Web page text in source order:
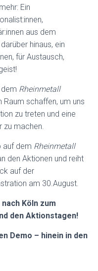
Ein
aus dem
hinaus, ein
für Austausch,
Rheinmetall
schaffen, um uns
zu treten und eine
zu machen.
auf dem Rheinmetall
den Aktionen und reiht
auf der
am 30.August.
Köln zum
den Aktionstagen!
Demo – hinein in den